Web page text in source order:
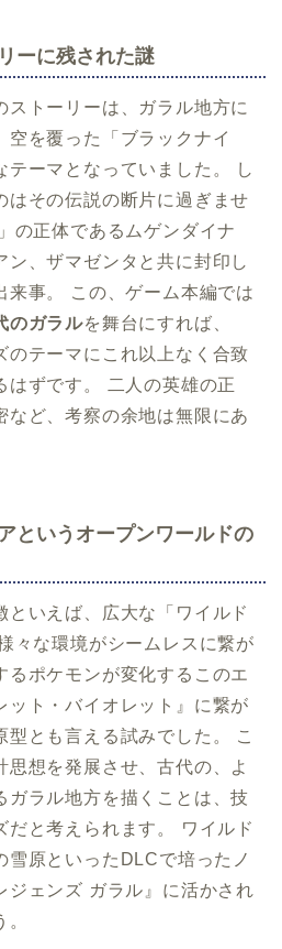
ーに残された謎
ストーリーは、ガラル地方に
空を覆った「ブラックナイ
テーマとなっていました。 し
はその伝説の断片に過ぎませ
の正体であるムゲンダイナ
ン、ザマゼンタと共に封印し
来事。 この、ゲーム本編では
のガラルを舞台にすれば、
のテーマにこれ以上なく合致
はずです。 二人の英雄の正
など、考察の余地は無限にあ
というオープンワールドの
といえば、広大な「ワイルド
々な環境がシームレスに繋が
るポケモンが変化するこのエ
ット・バイオレット』に繋が
型とも言える試みでした。 こ
想を発展させ、古代の、よ
ガラル地方を描くことは、技
だと考えられます。 ワイルド
雪原といったDLCで培ったノ
ジェンズ ガラル』に活かされ